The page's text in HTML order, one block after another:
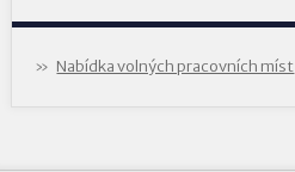
Nabídka volných pracovních míst